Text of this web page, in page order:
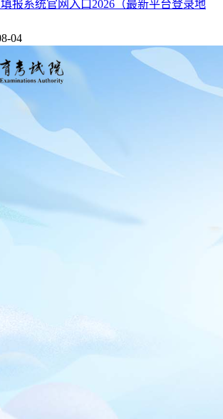
报系统官网入口2026（最新平台登录地
04